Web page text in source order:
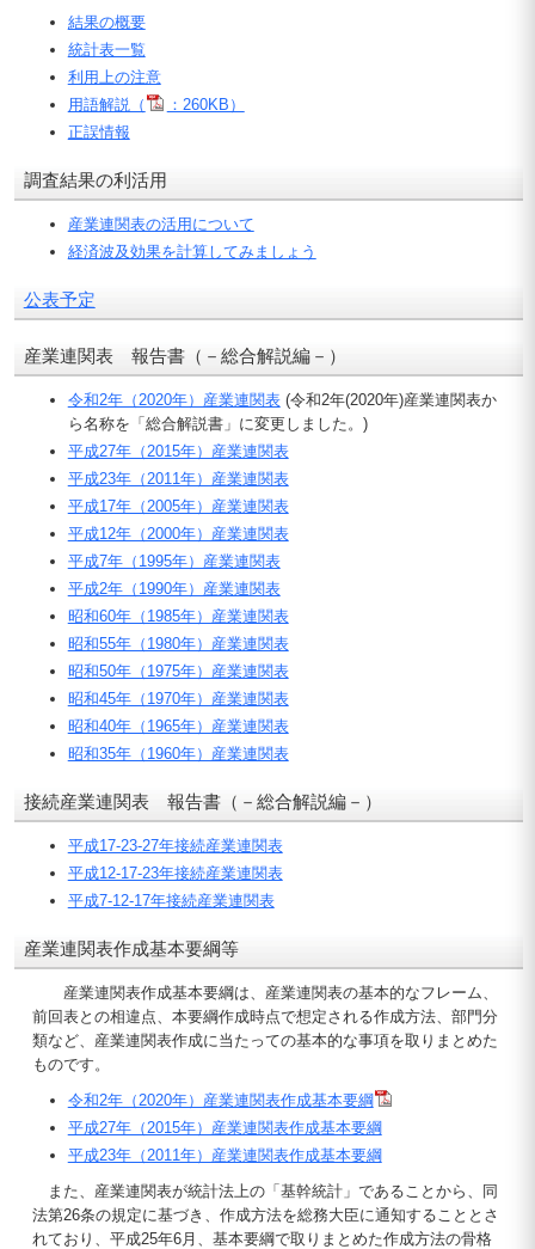
結果の概要
統計表一覧
利用上の注意
用語解説（
：260KB）
正誤情報
調査結果の利活用
産業連関表の活用について
経済波及効果を計算してみましょう
公表予定
産業連関表 報告書（－総合解説編－）
令和2年（2020年）産業連関表(令和2年(2020年)産業連関表か
ら名称を「総合解説書」に変更しました。)
平成27年（2015年）産業連関表
平成23年（2011年）産業連関表
平成17年（2005年）産業連関表
平成12年（2000年）産業連関表
平成7年（1995年）産業連関表
平成2年（1990年）産業連関表
昭和60年（1985年）産業連関表
昭和55年（1980年）産業連関表
昭和50年（1975年）産業連関表
昭和45年（1970年）産業連関表
昭和40年（1965年）産業連関表
昭和35年（1960年）産業連関表
接続産業連関表 報告書（－総合解説編－）
平成17-23-27年接続産業連関表
平成12-17-23年接続産業連関表
平成7-12-17年接続産業連関表
産業連関表作成基本要綱等
産業連関表作成基本要綱は、産業連関表の基本的なフレーム、
前回表との相違点、本要綱作成時点で想定される作成方法、部門分
類など、産業連関表作成に当たっての基本的な事項を取りまとめた
ものです。
令和2年（2020年）産業連関表作成基本要綱
平成27年（2015年）産業連関表作成基本要綱
平成23年（2011年）産業連関表作成基本要綱
また、産業連関表が統計法上の「基幹統計」であることから、同
法第26条の規定に基づき、作成方法を総務大臣に通知することとさ
れており、平成25年6月、基本要綱で取りまとめた作成方法の骨格